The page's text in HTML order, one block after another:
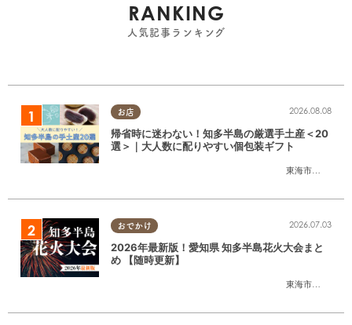
RANKING
人気記事ランキング
お店
東海市
,大府市
2026.08.08
帰省時に迷わない！知多半島の厳選手土産＜20
選＞｜大人数に配りやすい個包装ギフト
おでかけ
東海市
,大府市
2026.07.03
2026年最新版！愛知県 知多半島花火大会まと
め 【随時更新】